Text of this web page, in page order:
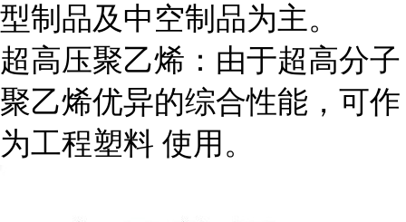
型制品及中空制品为主。
超高压聚乙烯：由于超高分子
聚乙烯优异的综合性能，可作
为工程塑料 使用。